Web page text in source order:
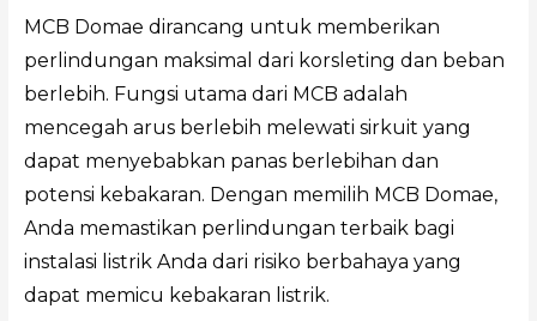
MCB Domae dirancang untuk memberikan
perlindungan maksimal dari korsleting dan beban
berlebih. Fungsi utama dari MCB adalah
mencegah arus berlebih melewati sirkuit yang
dapat menyebabkan panas berlebihan dan
potensi kebakaran. Dengan memilih MCB Domae,
Anda memastikan perlindungan terbaik bagi
instalasi listrik Anda dari risiko berbahaya yang
dapat memicu kebakaran listrik.